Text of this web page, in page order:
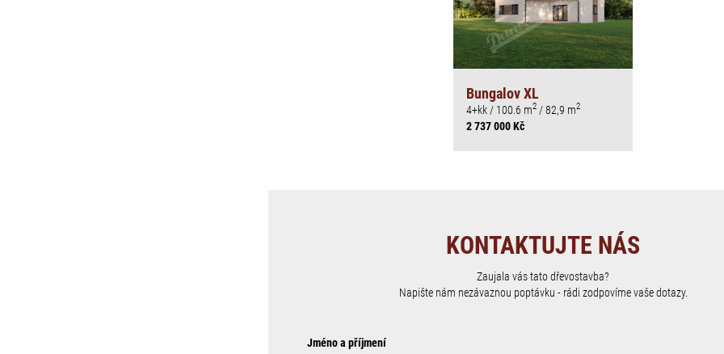
Bungalov XL
4+kk / 100.6 m2 / 82,9 m2
2 737 000 Kč
KONTAKTUJTE NÁS
Zaujala vás tato dřevostavba?
Napište nám nezávaznou poptávku - rádi zodpovíme vaše dotazy.
Jméno a příjmení